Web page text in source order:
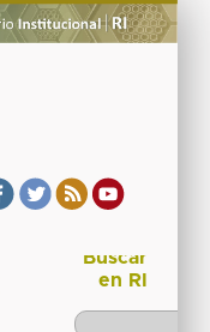
Buscar
en RI